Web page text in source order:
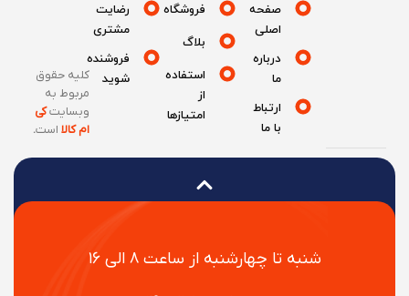
شنبه تا چهارشنبه از ساعت ۸ الی ۱۶
صفحه
درباره
ارتباط
فروشگاه
بلاگ
استفاده
امتیازها
رضایت
مشتری
فروشنده
شوید
کلیه حقوق
مربوط به
وبسایتکی
ام کالااست.